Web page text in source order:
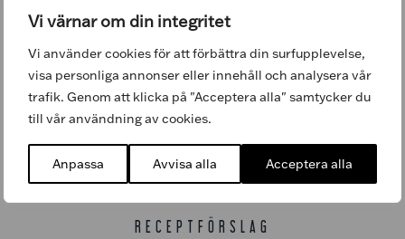
Vi värnar om din integritet
Vi använder cookies för att förbättra din surfupplevelse,
visa personliga annonser eller innehåll och analysera vår
trafik. Genom att klicka på "Acceptera alla" samtycker du
till vår användning av cookies.
Anpassa Avvisa alla Acceptera alla
MILD
ROBUST
RECEPTFÖRSLAG